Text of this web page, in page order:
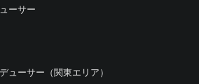
ーサー
ューサー（関東エリア）